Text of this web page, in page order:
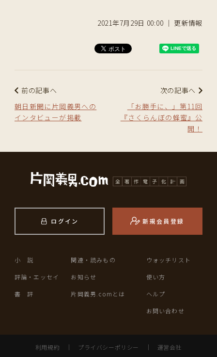
2021年7月29日 00:00 ｜ 更新情報
前の記事へ
朝日新聞に片岡義男への
インタビューが掲載
次の記事へ
「お勝手に、」第11回
『さくらんぼの蜂蜜』公
開！
ログイン 新規会員登録
小 説
評論・エッセイ
書 評
関連・読みもの
お知らせ
片岡義男.comとは
ウォッチリスト
使い方
ヘルプ
お問い合わせ
利用規約 ｜ プライバシーポリシー ｜ 運営会社